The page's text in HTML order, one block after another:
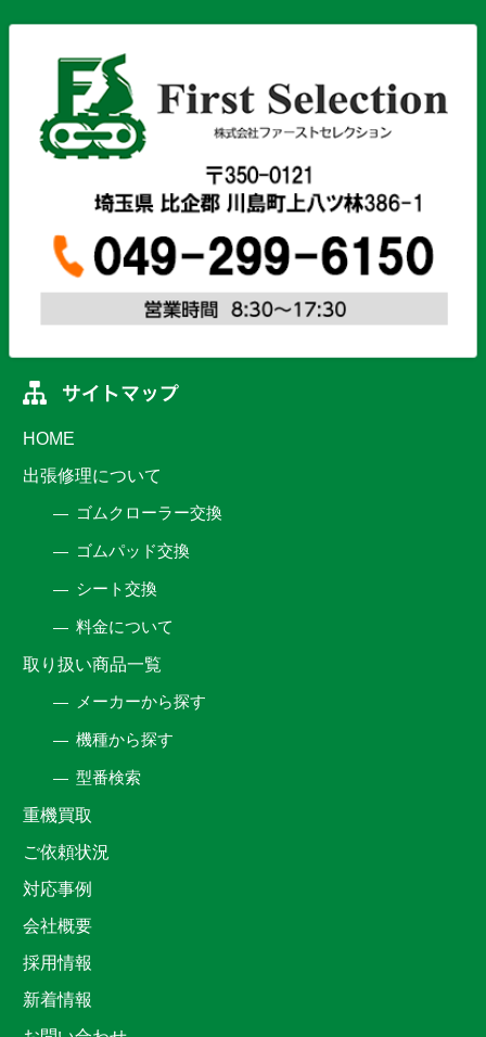
HOME
出張修理について
ゴムクローラー交換
ゴムパッド交換
シート交換
料金について
取り扱い商品一覧
メーカーから探す
機種から探す
型番検索
重機買取
ご依頼状況
対応事例
会社概要
採用情報
新着情報